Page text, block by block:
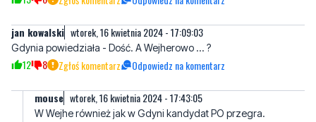
jan kowalski wtorek, 16 kwietnia 2024 - 17:09:03
Gdynia powiedziała - Dość. A Wejherowo ... ?
12 8 Zgłoś komentarz Odpowiedz na komentarz
mouse wtorek, 16 kwietnia 2024 - 17:43:05
W Wejhe również jak w Gdyni kandydat PO przegra.